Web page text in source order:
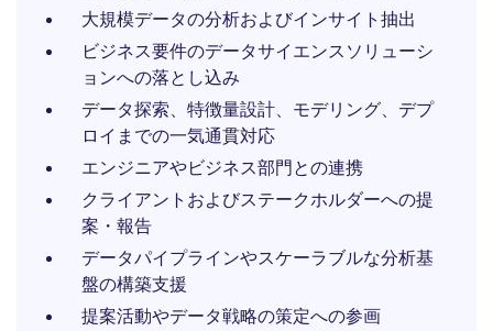
大規模データの分析およびインサイト抽出
ビジネス要件のデータサイエンスソリューシ
ョンへの落とし込み
データ探索、特徴量設計、モデリング、デプ
ロイまでの一気通貫対応
エンジニアやビジネス部門との連携
クライアントおよびステークホルダーへの提
案・報告
データパイプラインやスケーラブルな分析基
盤の構築支援
提案活動やデータ戦略の策定への参画